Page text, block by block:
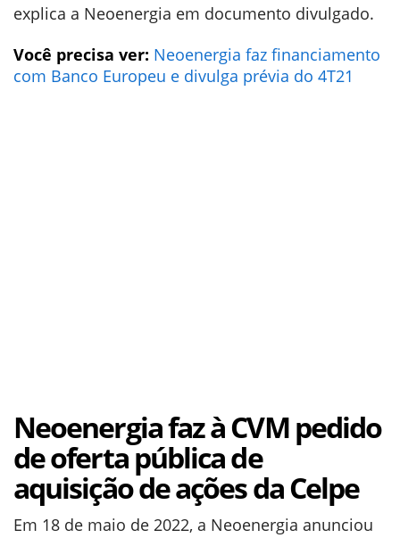
explica a Neoenergia em documento divulgado.
Você precisa ver: Neoenergia faz financiamento
com Banco Europeu e divulga prévia do 4T21
Neoenergia faz à CVM pedido
de oferta pública de
aquisição de ações da Celpe
Em 18 de maio de 2022, a Neoenergia anunciou